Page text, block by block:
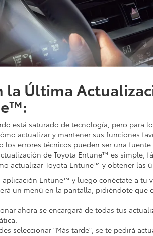
la Última
está saturado de tecnología, pero para
actualizar y mantener sus funciones
los errores técnicos pueden ser una
de Toyota Entune™ es simple,
actualizar Toyota Entune™ y obtener las
aplicación Entune™ y luego conéctate a tu
un menú en la pantalla, pidiéndote que
ahora se encargará de todas tus
seleccionar "Más tarde", se te pedirá